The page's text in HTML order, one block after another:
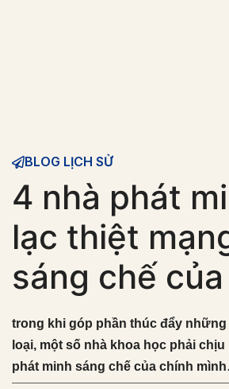
BLOG LỊCH SỬ
4 nhà phát
lạc thiệt
sáng chế
trong khi góp phần thúc đẩy những
loại, một số nhà khoa học phải
phát minh sáng chế của chính